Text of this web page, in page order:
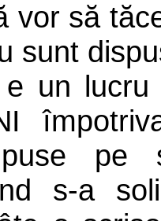
vor să
sunt
un
pe
s-a